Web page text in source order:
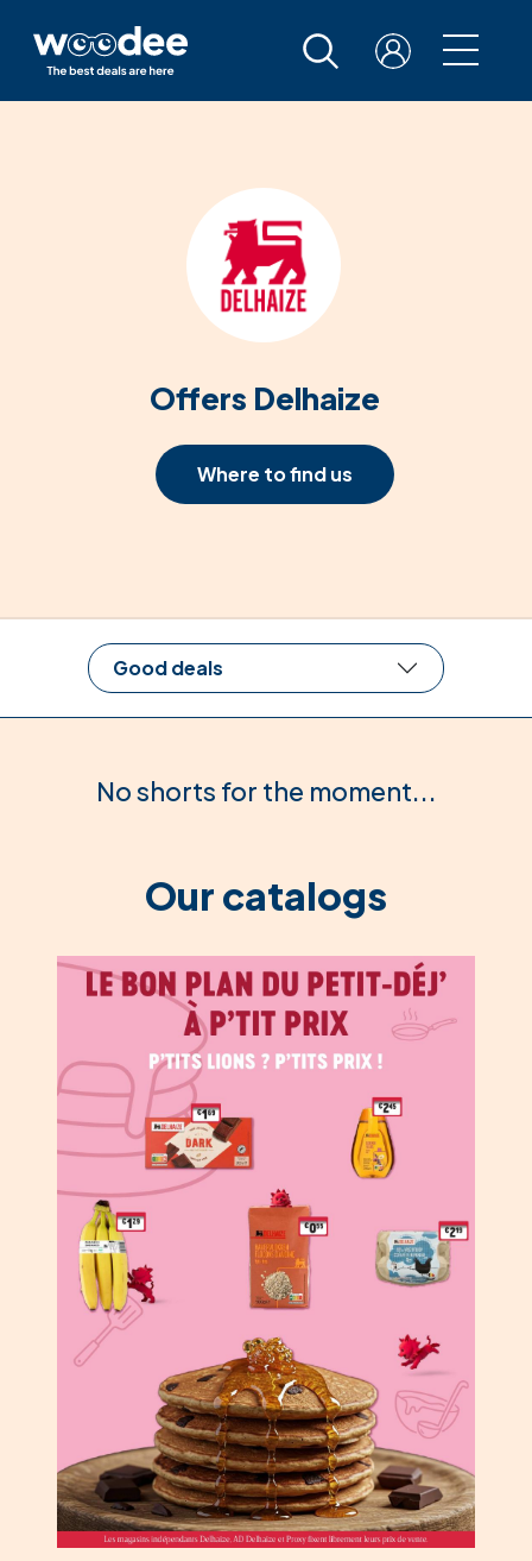
Offers Delhaize
Where to find us
Good deals
No shorts for the moment...
Our catalogs